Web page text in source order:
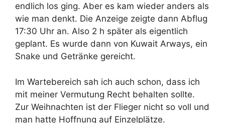
endlich los ging. Aber es kam wieder anders als
wie man denkt. Die Anzeige zeigte dann Abflug
17:30 Uhr an. Also 2 h später als eigentlich
geplant. Es wurde dann von Kuwait Arways, ein
Snake und Getränke gereicht.
Im Wartebereich sah ich auch schon, dass ich
mit meiner Vermutung Recht behalten sollte.
Zur Weihnachten ist der Flieger nicht so voll und
man hatte Hoffnung auf Einzelplätze.